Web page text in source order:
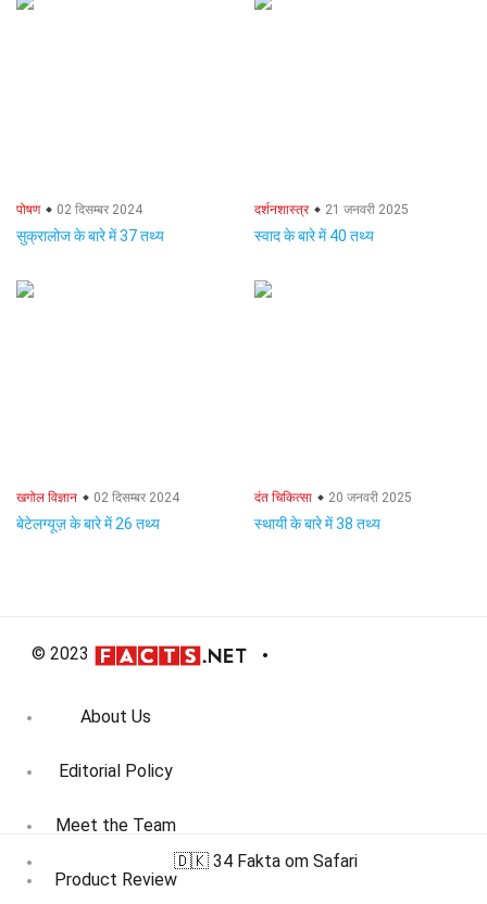
पोषण 02 दिसम्बर 2024
सुक्रालोज के बारे में 37 तथ्य
दर्शनशास्त्र 21 जनवरी 2025
स्वाद के बारे में 40 तथ्य
खगोल विज्ञान 02 दिसम्बर 2024
बेटेलग्यूज़ के बारे में 26 तथ्य
दंत चिकित्सा 20 जनवरी 2025
स्थायी के बारे में 38 तथ्य
© 2023
About Us
Editorial Policy
Meet the Team
Product Review
🇩🇰 34 Fakta om Safari